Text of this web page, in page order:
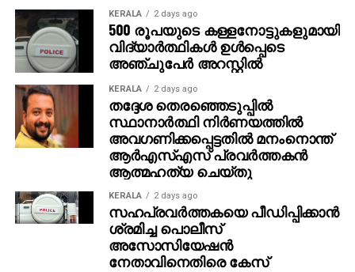
KERALA 2 days ago
500 രൂപയുടെ കള്ളനോട്ടുകളുമായി
വിദ്യാര്‍ത്ഥികള്‍ ഉള്‍പ്പെടെ
അഞ്ചുപേര്‍ അറസ്റ്റില്‍
KERALA 2 days ago
തദ്ദേശ തെരഞ്ഞെടുപ്പില്‍
സ്ഥാനാര്‍ത്ഥി നിര്‍ണയത്തില്‍
അവഗണിക്കപ്പെട്ടതില്‍ മനംനൊന്ത്
ആര്‍എസ്എസ് പ്രവര്‍ത്തകന്‍
ആത്മഹത്യ ചെയ്തു
KERALA 2 days ago
സഹപ്രവര്‍ത്തകയെ പീഡിപ്പിക്കാന്‍
ശ്രമിച്ച പൊലീസ്
അസോസിയേഷന്‍
നേതാവിനെതിരെ കേസ്